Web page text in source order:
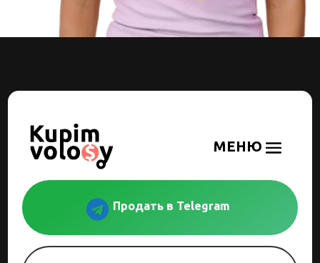
 Продать в Telegram